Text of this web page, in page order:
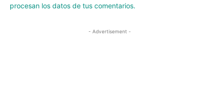
procesan los datos de tus comentarios.
- Advertisement -